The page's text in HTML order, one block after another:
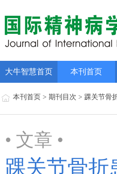
大牛智慧首页 本刊首页
本刊首页 > 期刊目次 > 踝关节骨
• 文章 •
踝关节骨折